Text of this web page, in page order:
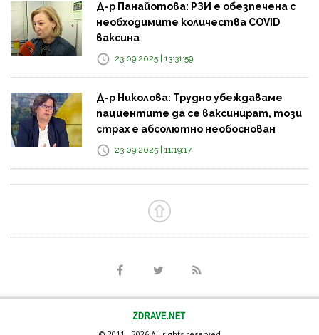
Д-р Панайотова: РЗИ е обезпечена с
необходимите количества COVID
ваксина
23.09.2025 | 13:31:59
Д-р Николова: Трудно убеждаваме
пациентите да се ваксинират, този
страх е абсолютно необоснован
23.09.2025 | 11:19:17